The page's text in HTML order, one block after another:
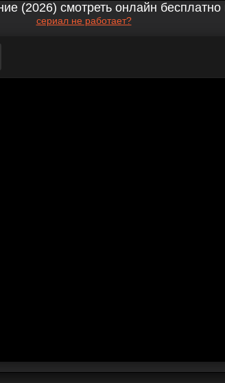
(2026) смотреть онлайн бесплатно
сериал не работает?